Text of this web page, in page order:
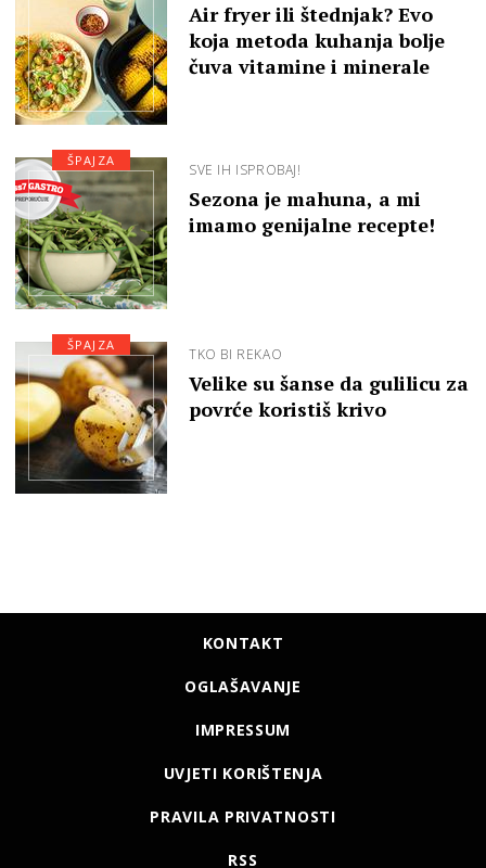
Air fryer ili štednjak? Evo
koja metoda kuhanja bolje
čuva vitamine i minerale
SVE IH ISPROBAJ!
Sezona je mahuna, a mi
imamo genijalne recepte!
ŠPAJZA
TKO BI REKAO
Velike su šanse da gulilicu za
povrće koristiš krivo
ŠPAJZA
KONTAKT
OGLAŠAVANJE
IMPRESSUM
UVJETI KORIŠTENJA
PRAVILA PRIVATNOSTI
RSS